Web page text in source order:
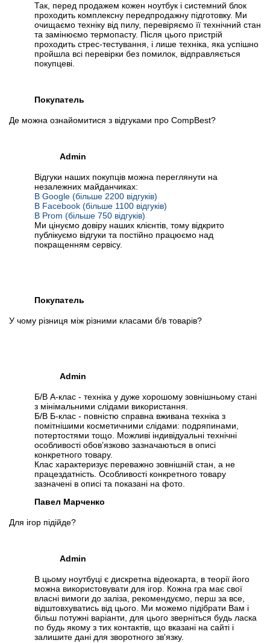
Так, перед продажем кожен ноутбук і системний блок
проходить комплексну передпродажну підготовку. Ми
очищаємо техніку від пилу, перевіряємо її технічний стан
та замінюємо термопасту. Після цього пристрій
проходить стрес-тестування, і лише техніка, яка успішно
пройшла всі перевірки без помилок, відправляється
покупцеві.
Покупатель
Де можна ознайомитися з відгуками про CompBest?
Admin
Відгуки наших покупців можна переглянути на
незалежних майданчиках:
В Google (більше 2200 відгуків)
В Facebook (більше 1100 відгуків)
В Prom (більше 750 відгуків)
Ми цінуємо довіру наших клієнтів, тому відкрито
публікуємо відгуки та постійно працюємо над
покращенням сервісу.
Покупатель
У чому різниця між різними класами б/в товарів?
Admin
Б/В А-клас - техніка у дуже хорошому зовнішньому стані
з мінімальними слідами використання.
Б/В Б-клас - повністю справна вживана техніка з
помітнішими косметичними слідами: подряпинами,
потертостями тощо. Можливі індивідуальні технічні
особливості обов’язково зазначаються в описі
конкретного товару.
Клас характеризує переважно зовнішній стан, а не
працездатність. Особливості конкретного товару
зазначені в описі та показані на фото.
Павел Марченко
Для ігор підійде?
Admin
В цьому ноутбуці є дискретна відеокарта, в теорії його
можна використовувати для ігор. Кожна гра має свої
власні вимоги до заліза, рекомендуємо, перш за все,
відштовхуватись від цього. Ми можемо підібрати Вам і
більш потужні варіанти, для цього зверніться будь ласка
по будь якому з тих контактів, що вказані на сайті і
залишите дані для зворотного зв'язку.